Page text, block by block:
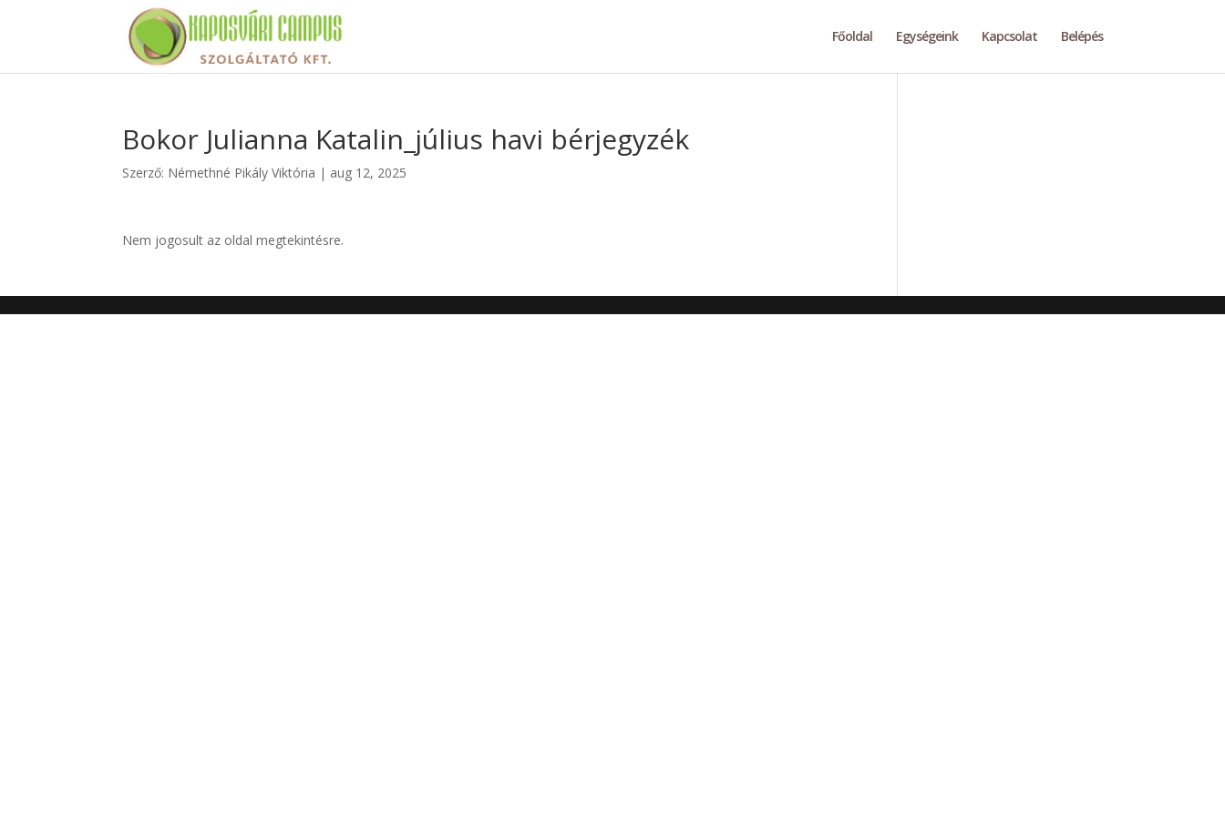
Főoldal Egységeink Kapcsolat Belépés
Bokor Julianna Katalin_július havi bérjegyzék
Szerző: Némethné Pikály Viktória | aug 12, 2025
Nem jogosult az oldal megtekintésre.